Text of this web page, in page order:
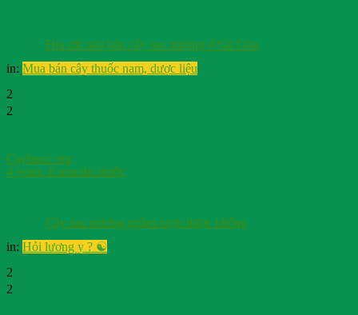
Địa chỉ nào bán cây rau mương ở Sài Gòn
in: Mua bán cây thuốc nam, dược liệu
2
2
Cayhuoc org
4 years, 8 months trước
Cây rau mương ngâm rượu được không
in: Hỏi lương y ? ☯️
2
2